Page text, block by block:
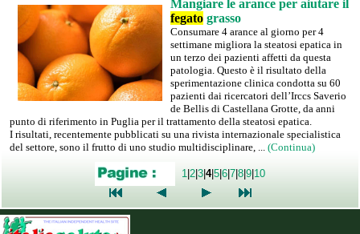
Mangiare le arance per aiutare il
fegato grasso
Consumare 4 arance al giorno per 4
settimane migliora la steatosi epatica in
un terzo dei pazienti affetti da questa
patologia. Questo è il risultato della
sperimentazione clinica condotta su 60
pazienti dai ricercatori dell’Irccs Saverio
de Bellis di Castellana Grotte, da anni
punto di riferimento in Puglia per il trattamento della steatosi epatica.
I risultati, recentemente pubblicati su una rivista internazionale specialistica
del settore, sono il frutto di uno studio multidisciplinare, ... (Continua)
1 |2|3|4|5|6|7|8|9|10